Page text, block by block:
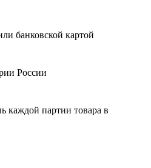
банковской картой
России
каждой партии товара в